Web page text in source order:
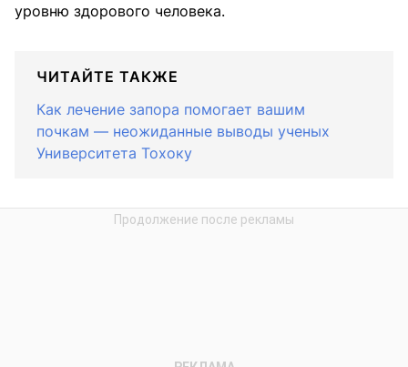
уровню здорового человека.
ЧИТАЙТЕ ТАКЖЕ
Как лечение запора помогает вашим
почкам — неожиданные выводы ученых
Университета Тохоку